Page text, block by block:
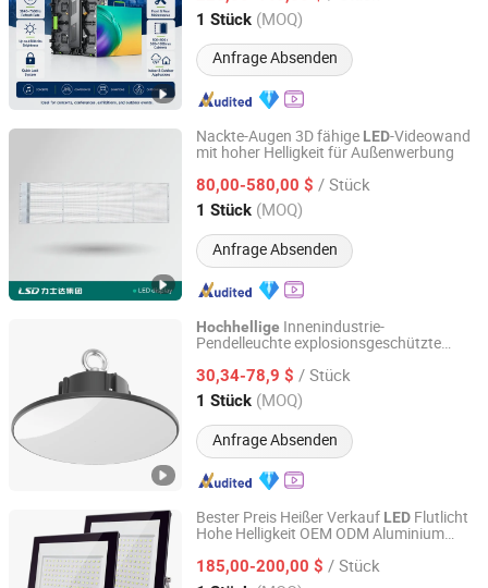
1 Stück (MOQ)
Anfrage Absenden
Guangdong, China Seit 2026
Nackte-Augen 3D fähige LED-Videowand
mit hoher Helligkeit für Außenwerbung
80,00-580,00 $ / Stück
1 Stück (MOQ)
Anfrage Absenden
Sichuan Lishida Smart Lighting Technology Co., Ltd.
Sichuan, China Seit 2025
Hochhellige Innenindustrie-
Pendelleuchte explosionsgeschützte
Werkstatt Lagerbeleuchtung 100W 150W
200W 300W
30,34-78,9 $ / Stück
1 Stück (MOQ)
Anfrage Absenden
Shenzhen Qinhan Lighting Co., Ltd.
Guangdong, China Seit 2010
Bester Preis Heißer Verkauf LED Flutlicht
Hohe Helligkeit OEM ODM Aluminium
Haus
185,00-200,00 $ / Stück
Jiangsu Xuyida Construction Engineering Co., Ltd